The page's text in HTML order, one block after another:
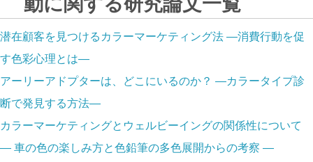
潜在顧客を見つけるカラーマーケティング法 ―消費行動を促
す色彩心理とは―
アーリーアドプターは、どこにいるのか？ ―カラータイプ診
断で発見する方法―
カラーマーケティングとウェルビーイングの関係性について
― 車の色の楽しみ方と色鉛筆の多色展開からの考察 ―